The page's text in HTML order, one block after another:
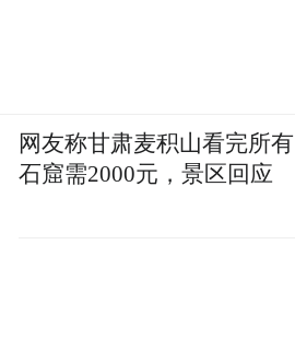
网友称甘肃麦积山看完所有
石窟需2000元，景区回应